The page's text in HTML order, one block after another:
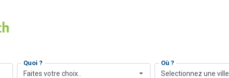
Quoi ?
Faites votre choix..
Où ?
Selectionnez une ville..